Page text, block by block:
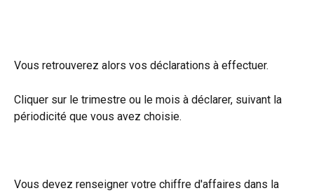
Vous retrouverez alors vos déclarations à effectuer.
Cliquer sur le trimestre ou le mois à déclarer, suivant la
périodicité que vous avez choisie.
Vous devez renseigner votre chiffre d'affaires dans la